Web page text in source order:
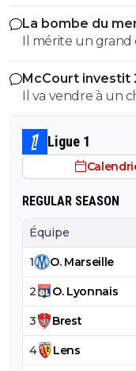
La bombe du
Il mérite un grand
McCourt investit
Il va vendre à un
Ligue 1
REGULAR SEASON
Équipe
1 O. Marseille
2 O. Lyonnais
3 Brest
4 Lens